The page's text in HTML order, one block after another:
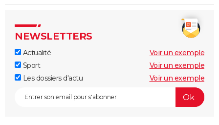
NEWSLETTERS
Actualité
Voir un exemple
Sport
Voir un exemple
Les dossiers d'actu
Voir un exemple